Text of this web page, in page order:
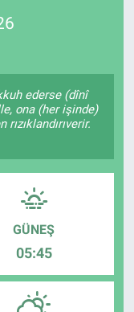
ederse (dînî
ona (her işinde)
GÜNEŞ
05:45